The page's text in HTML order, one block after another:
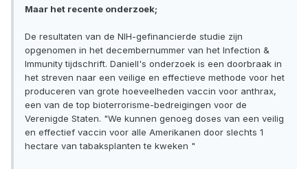
Maar het recente onderzoek;
De resultaten van de NIH-gefinancierde studie zijn
opgenomen in het decembernummer van het Infection &
Immunity tijdschrift. Daniell's onderzoek is een doorbraak in
het streven naar een veilige en effectieve methode voor het
produceren van grote hoeveelheden vaccin voor anthrax,
een van de top bioterrorisme-bedreigingen voor de
Verenigde Staten. "We kunnen genoeg doses van een veilig
en effectief vaccin voor alle Amerikanen door slechts 1
hectare van tabaksplanten te kweken "